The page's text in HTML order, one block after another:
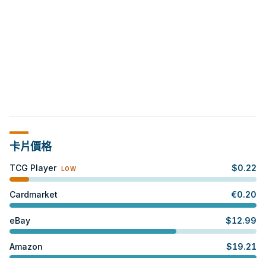
卡片價格
TCG Player LOW $0.22
Cardmarket €0.20
eBay $12.99
Amazon $19.21